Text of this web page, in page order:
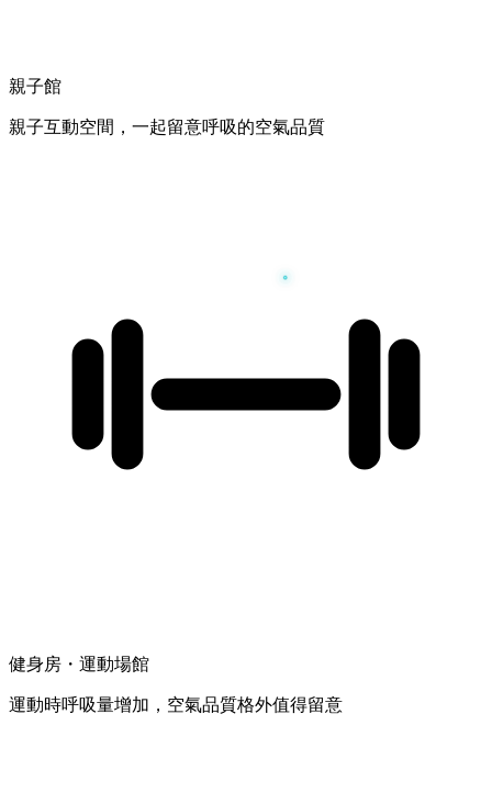
親子館
親子互動空間，一起留意呼吸的空氣品質
健身房・運動場館
運動時呼吸量增加，空氣品質格外值得留意